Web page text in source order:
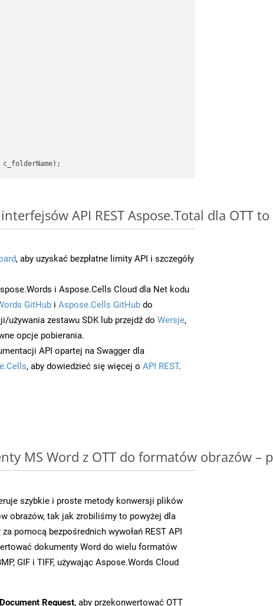
API REST Aspose.Total dla OTT to
, aby uzyskać bezpłatne limity API i szczegóły
i Aspose.Cells Cloud dla Net kodu
GitHub i Aspose.Cells GitHub do
używania zestawu SDK lub przejdź do Wersje,
opcje pobierania.
API opartej na Swagger dla
, aby dowiedzieć się więcej o API REST.
MS Word z OTT do formatów obrazów –
szybkie i proste metody konwersji plików
obrazów, tak jak zrobiliśmy to powyżej dla
pomocą bezpośrednich wywołań REST API
dokumenty Word do wielu formatów
GIF i TIFF, używając Aspose.Words Cloud
Request, aby przekonwertować OTT